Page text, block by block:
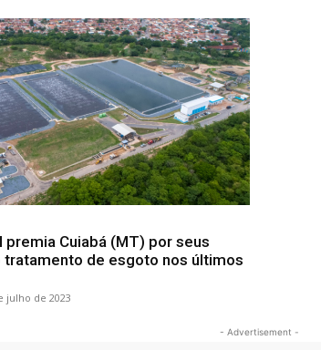
premia Cuiabá (MT) por seus
tratamento de esgoto nos últimos
julho de 2023
- Advertisement -